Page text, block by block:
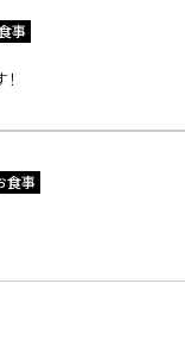
事
食事